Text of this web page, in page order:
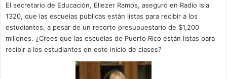
El secretario de Educación, Eliezer Ramos, aseguró en Radio Isla
1320, que las escuelas públicas están listas para recibir a los
estudiantes, a pesar de un recorte presupuestario de $1,200
millones. ¿Crees que las escuelas de Puerto Rico están listas para
recibir a los estudiantes en este inicio de clases?